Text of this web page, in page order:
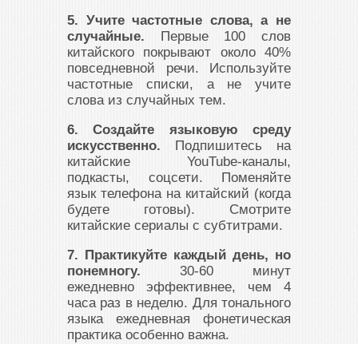
5. Учите частотные слова, а не
случайные. Первые 100 слов
китайского покрывают около 40%
повседневной речи. Используйте
частотные списки, а не учите
слова из случайных тем.
6. Создайте языковую среду
искусственно. Подпишитесь на
китайские YouTube-каналы,
подкасты, соцсети. Поменяйте
язык телефона на китайский (когда
будете готовы). Смотрите
китайские сериалы с субтитрами.
7. Практикуйте каждый день, но
понемногу. 30-60 минут
ежедневно эффективнее, чем 4
часа раз в неделю. Для тонального
языка ежедневная фонетическая
практика особенно важна.